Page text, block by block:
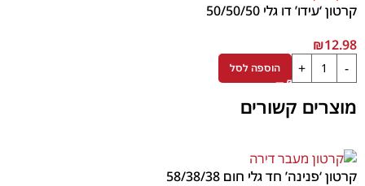
קרטון ‘עידו’ דו גלי 50/50/50
₪12.98
הוספה לסל
מוצרים קשורים
קרטון ‘פנינה’ חד גלי חום 58/38/38